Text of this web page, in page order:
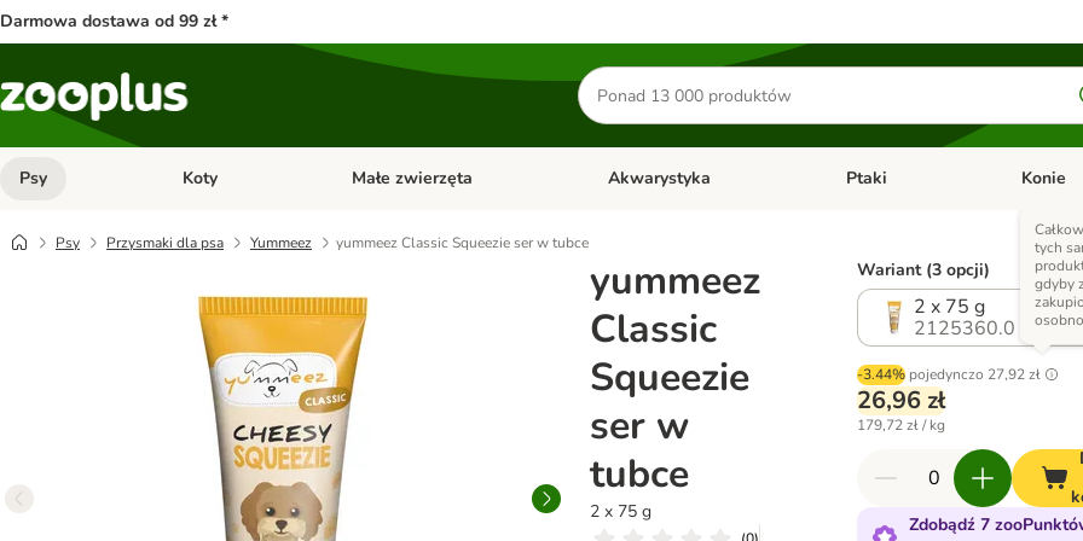
Darmowa dostawa od 99 zł *
Szukaj
produktów
Psy Otwórz menu kategorii: Psy
Koty Otwórz menu kategorii: Koty
Małe zwierzęta Otwórz menu kategorii: Małe zwierzęta
Akwarystyka Otwórz menu kategorii:
Ptaki Otwórz
Konie
Psy Przysmaki dla psa Yummeez yummeez Classic Squeezie ser w tubce
yummeez
Classic
Squeezie
ser w
tubce
2 x 75 g
Wariant (3 opcji)
2 x 75 g
2125360.0
-3.44% pojedynczo 27,92 zł
tych
gdyby
osobno
26,96 zł
179,72 zł / kg
Zdobądź 7